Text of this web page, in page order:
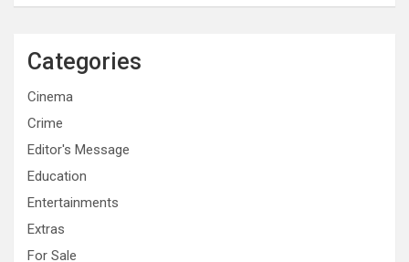
Categories
Cinema
Crime
Editor's Message
Education
Entertainments
Extras
For Sale